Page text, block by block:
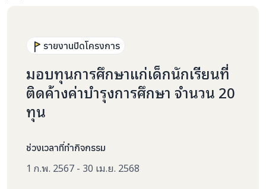
รายงานปิดโครงการ
มอบทุนการศึกษาแก่เด็กนักเรียนที่
ติดค้างค่าบำรุงการศึกษา จำนวน 20
ทุน
ช่วงเวลาที่ทำกิจกรรม
1 ก.พ. 2567 - 30 เม.ย. 2568